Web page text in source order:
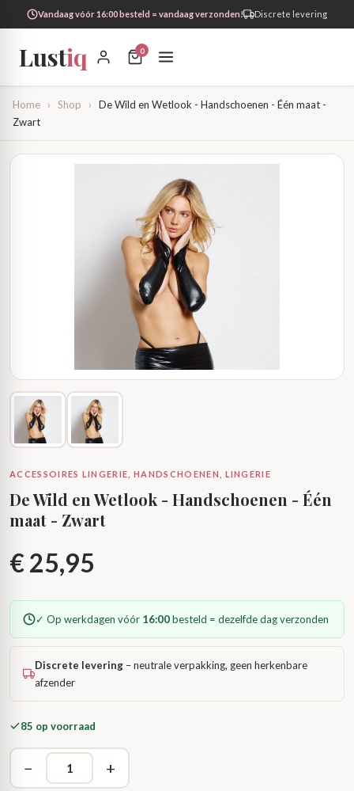
Vandaag vóór 16:00 besteld = vandaag verzonden! Discrete levering
Lustiq 0
Home › Shop ›
De Wild en Wetlook - Handschoenen - Één maat -
Zwart
ACCESSOIRES LINGERIE, HANDSCHOENEN, LINGERIE
De Wild en Wetlook - Handschoenen - Één
maat - Zwart
€25,95
✓ Op werkdagen vóór 16:00besteld = dezelfde dag verzonden
Discrete levering – neutrale verpakking, geen herkenbare
afzender
85 op voorraad
− +